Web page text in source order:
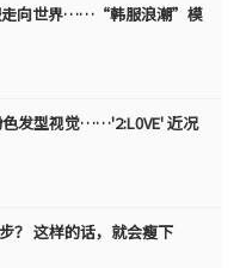
走向世界……“韩服浪潮”模
色发型视觉……'2:L0VE' 近况
？ 这样的话，就会瘦下